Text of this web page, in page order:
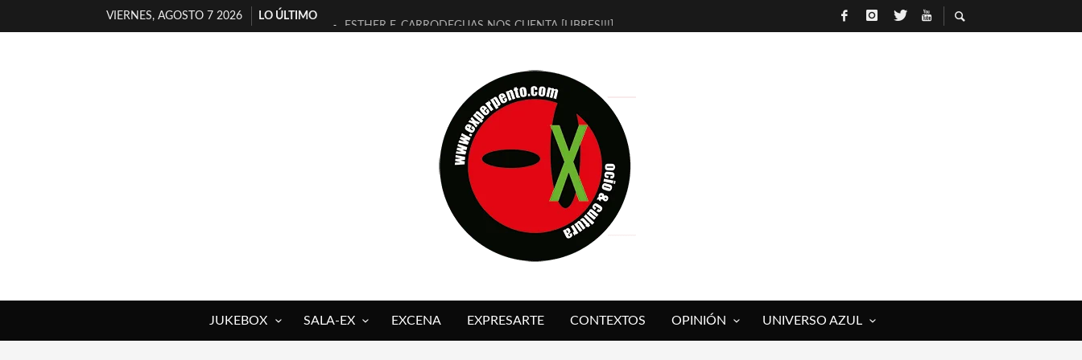
VIERNES, AGOSTO 7 2026
LO ÚLTIMO
ESTHER F. CARRODEGUAS NOS CUENTA [LIBRES!!!]
[ELECTRA JONDA] DE JUAN GUERRERO ZAMORA
TIMBRE 4, LA ESCUELA DEL DIRECTOR TEATRAL CLAUDIO TOLCACHIR
30 AÑOS (NO ES NADA) DE LA KATARSIS DEL TOMATAZO
MILITARES JUDÍAS EN #EXVITA
D’BALDOMEROS REINVENTAN [BITÁCORA 3.0] EN EXVITA
MARSHALL FLASH PRESENTA EN EXVITA [RELATIVA SENCILLEZ]
JOFRE BARDAGÍ EN EXVITA INTERPRETANDO A SERRAT
JUKEBOX SALA-EX EXCENA EXPRESARTE CONTEXTOS OPINIÓN UNIVERSO AZUL